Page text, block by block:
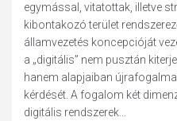
egymással, vitatottak, illetve
kibontakozó terület
államvezetés koncepcióját
a „digitális” nem pusztán
hanem alapjaiban
kérdését. A fogalom két
digitális rendszerek...